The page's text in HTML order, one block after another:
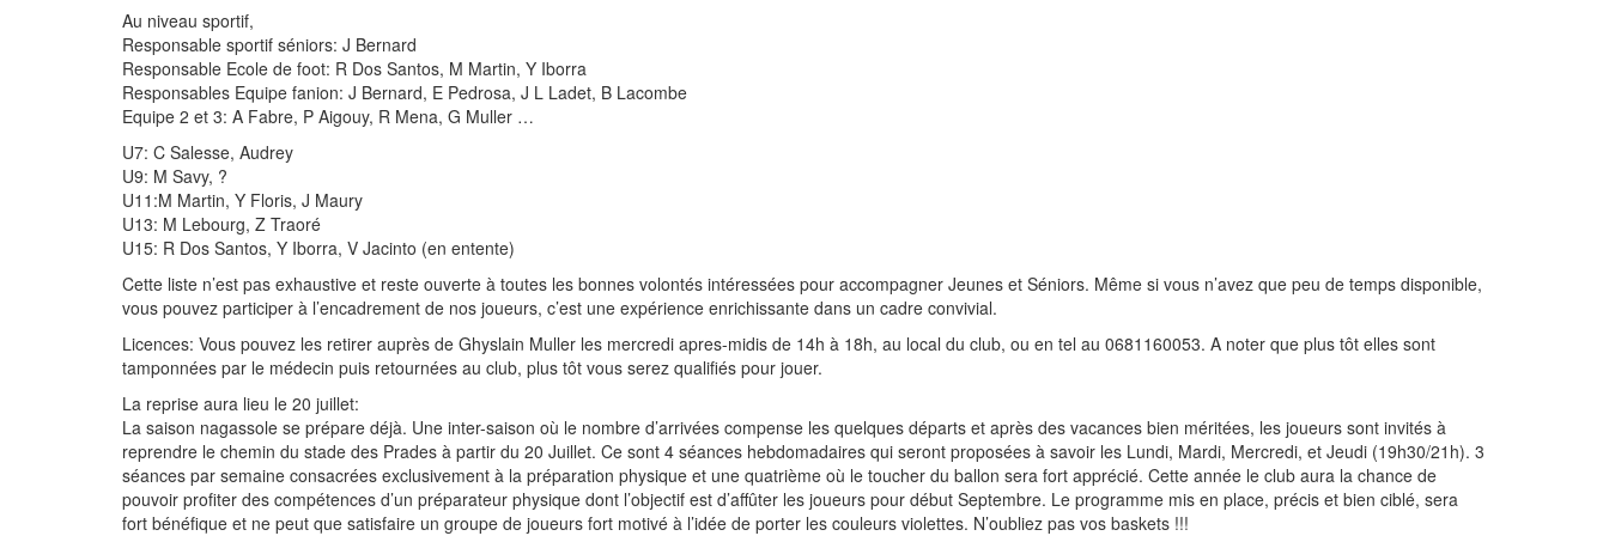
Au niveau sportif,
Responsable sportif séniors: J Bernard
Responsable Ecole de foot: R Dos Santos, M Martin, Y Iborra
Responsables Equipe fanion: J Bernard, E Pedrosa, J L Ladet, B Lacombe
Equipe 2 et 3: A Fabre, P Aigouy, R Mena, G Muller …
U7: C Salesse, Audrey
U9: M Savy, ?
U11:M Martin, Y Floris, J Maury
U13: M Lebourg, Z Traoré
U15: R Dos Santos, Y Iborra, V Jacinto (en entente)
Cette liste n’est pas exhaustive et reste ouverte à toutes les bonnes volontés intéressées pour accompagner Jeunes et Séniors. Même si vous n’avez que peu de temps disponible,
vous pouvez participer à l’encadrement de nos joueurs, c’est une expérience enrichissante dans un cadre convivial.
Licences: Vous pouvez les retirer auprès de Ghyslain Muller les mercredi apres-midis de 14h à 18h, au local du club, ou en tel au 0681160053. A noter que plus tôt elles sont
tamponnées par le médecin puis retournées au club, plus tôt vous serez qualifiés pour jouer.
La reprise aura lieu le 20 juillet:
La saison nagassole se prépare déjà. Une inter-saison où le nombre d’arrivées compense les quelques départs et après des vacances bien méritées, les joueurs sont invités à
reprendre le chemin du stade des Prades à partir du 20 Juillet. Ce sont 4 séances hebdomadaires qui seront proposées à savoir les Lundi, Mardi, Mercredi, et Jeudi (19h30/21h). 3
séances par semaine consacrées exclusivement à la préparation physique et une quatrième où le toucher du ballon sera fort apprécié. Cette année le club aura la chance de
pouvoir profiter des compétences d’un préparateur physique dont l’objectif est d’affûter les joueurs pour début Septembre. Le programme mis en place, précis et bien ciblé, sera
fort bénéfique et ne peut que satisfaire un groupe de joueurs fort motivé à l’idée de porter les couleurs violettes. N’oubliez pas vos baskets !!!